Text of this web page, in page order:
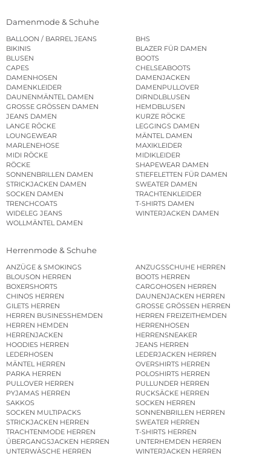
Damenmode & Schuhe
BALLOON / BARREL JEANS
BHS
BIKINIS
BLAZER FÜR DAMEN
BLUSEN
BOOTS
CAPES
CHELSEABOOTS
DAMENHOSEN
DAMENJACKEN
DAMENKLEIDER
DAMENPULLOVER
DAUNENMÄNTEL DAMEN
DIRNDLBLUSEN
GROSSE GRÖSSEN DAMEN
HEMDBLUSEN
JEANS DAMEN
KURZE RÖCKE
LANGE RÖCKE
LEGGINGS DAMEN
LOUNGEWEAR
MÄNTEL DAMEN
MARLENEHOSE
MAXIKLEIDER
MIDI RÖCKE
MIDIKLEIDER
RÖCKE
SHAPEWEAR DAMEN
SONNENBRILLEN DAMEN
STIEFELETTEN FÜR DAMEN
STRICKJACKEN DAMEN
SWEATER DAMEN
SOCKEN DAMEN
TRACHTENKLEIDER
TRENCHCOATS
T-SHIRTS DAMEN
WIDELEG JEANS
WINTERJACKEN DAMEN
WOLLMÄNTEL DAMEN
Herrenmode & Schuhe
ANZÜGE & SMOKINGS
ANZUGSSCHUHE HERREN
BLOUSON HERREN
BOOTS HERREN
BOXERSHORTS
CARGOHOSEN HERREN
CHINOS HERREN
DAUNENJACKEN HERREN
GILETS HERREN
GROSSE GRÖSSEN HERREN
HERREN BUSINESSHEMDEN
HERREN FREIZEITHEMDEN
HERREN HEMDEN
HERRENHOSEN
HERRENJACKEN
HERRENSNEAKER
HOODIES HERREN
JEANS HERREN
LEDERHOSEN
LEDERJACKEN HERREN
MÄNTEL HERREN
OVERSHIRTS HERREN
PARKA HERREN
POLOSHIRTS HERREN
PULLOVER HERREN
PULLUNDER HERREN
PYJAMAS HERREN
RUCKSÄCKE HERREN
SAKKOS
SOCKEN HERREN
SOCKEN MULTIPACKS
SONNENBRILLEN HERREN
STRICKJACKEN HERREN
SWEATER HERREN
TRACHTENMODE HERREN
T-SHIRTS HERREN
ÜBERGANGSJACKEN HERREN
UNTERHEMDEN HERREN
UNTERWÄSCHE HERREN
WINTERJACKEN HERREN